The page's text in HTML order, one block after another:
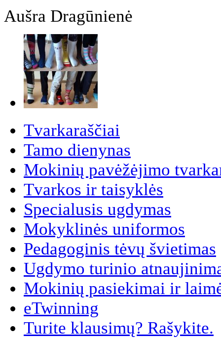
Aušra Dragūnienė
Tvarkaraščiai
Tamo dienynas
Mokinių pavėžėjimo
Tvarkos ir taisyklės
Specialusis ugdymas
Mokyklinės uniformos
Pedagoginis tėvų švietimas
Ugdymo turinio
Mokinių pasiekimai ir
eTwinning
Turite klausimų? Rašykite.